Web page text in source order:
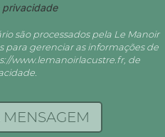
privacidade
são processados pela Le Manoir
para gerenciar as informações de
www.lemanoirlacustre.fr, de